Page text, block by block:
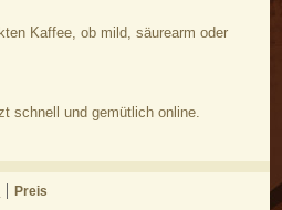
Kaffee, ob mild, säurearm oder
schnell und gemütlich online.
Preis